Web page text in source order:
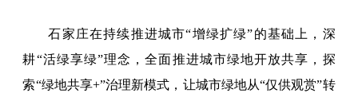
石家庄在持续推进城市“增绿扩绿”的基础上，深
耕“活绿享绿”理念，全面推进城市绿地开放共享，探
索“绿地共享+”治理新模式，让城市绿地从“仅供观赏”转